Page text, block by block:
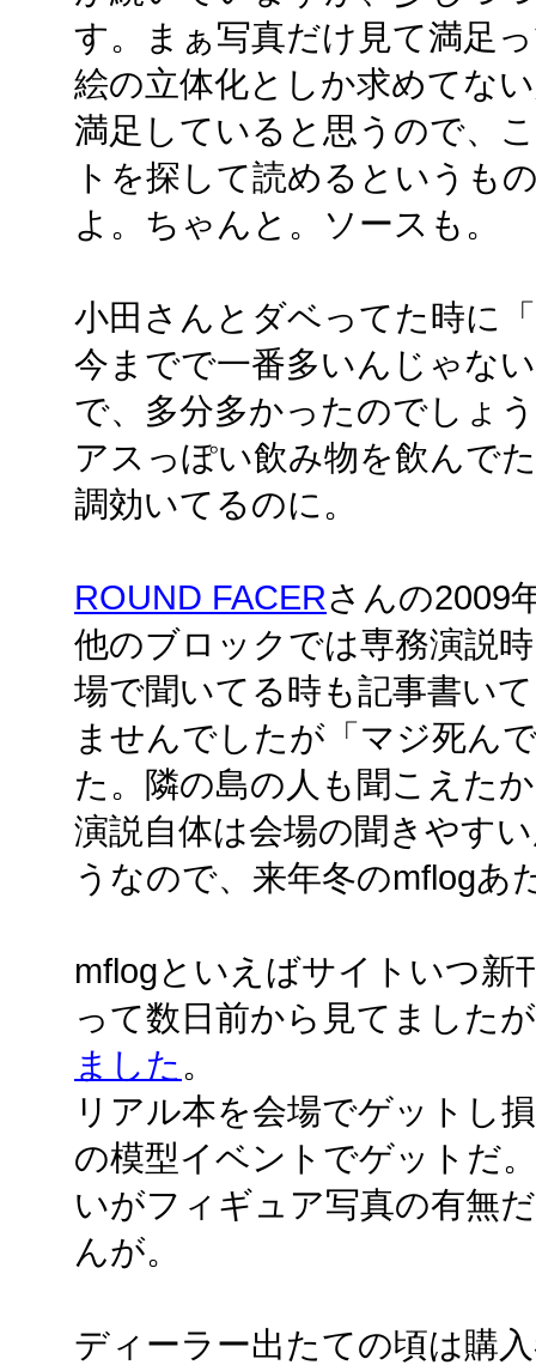
す。まぁ写真だけ見て満足
絵の立体化としか求めてな
満足していると思うので、
トを探して読めるというも
よ。ちゃんと。ソースも。
小田さんとダベってた時に
今までで一番多いんじゃな
で、多分多かったのでしょ
アスっぽい飲み物を飲んで
調効いてるのに。
ROUND FACERさんの2009
他のブロックでは専務演説
場で聞いてる時も記事書い
ませんでしたが「マジ死ん
た。隣の島の人も聞こえた
演説自体は会場の聞きやす
うなので、来年冬のmflogあ
mflogといえばサイトいつ新
って数日前から見てました
ました 。
リアル本を会場でゲットし
の模型イベントでゲットだ
いがフィギュア写真の有無
んが。
ディーラー出たての頃は購